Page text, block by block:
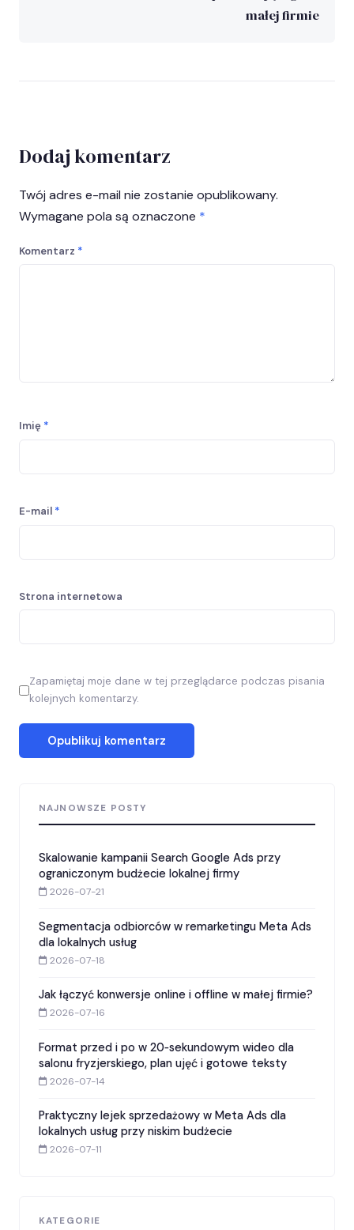
małej firmie
Dodaj komentarz
Twój adres e-mail nie zostanie opublikowany.
Wymagane pola są oznaczone *
Komentarz *
Imię *
E-mail *
Strona internetowa
Zapamiętaj moje dane w tej przeglądarce podczas pisania
kolejnych komentarzy.
NAJNOWSZE POSTY
Skalowanie kampanii Search Google Ads przy
ograniczonym budżecie lokalnej firmy
2026-07-21
Segmentacja odbiorców w remarketingu Meta Ads
dla lokalnych usług
2026-07-18
Jak łączyć konwersje online i offline w małej firmie?
2026-07-16
Format przed i po w 20‑sekundowym wideo dla
salonu fryzjerskiego, plan ujęć i gotowe teksty
2026-07-14
Praktyczny lejek sprzedażowy w Meta Ads dla
lokalnych usług przy niskim budżecie
2026-07-11
KATEGORIE